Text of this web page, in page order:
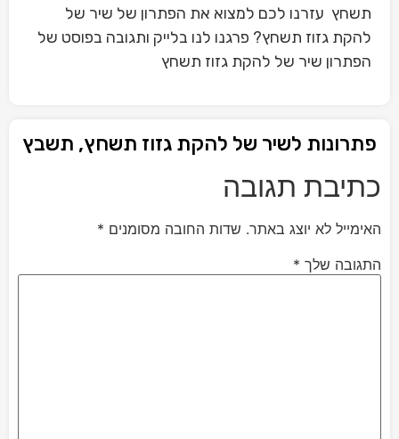
תשחץ עזרנו לכם למצוא את הפתרון של שיר של
להקת גזוז תשחץ? פרגנו לנו בלייק ותגובה בפוסט של
הפתרון שיר של להקת גזוז תשחץ
פתרונות לשיר של להקת גזוז תשחץ, תשבץ
כתיבת תגובה
האימייל לא יוצג באתר. שדות החובה מסומנים *
התגובה שלך *